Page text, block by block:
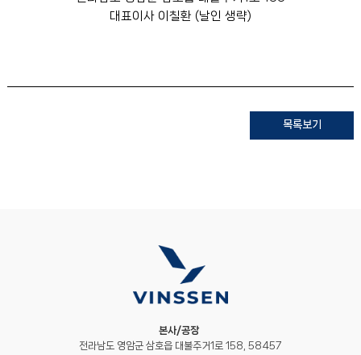
대표이사 이칠환 (날인 생략)
목록보기
본사/공장
전라남도 영암군 삼호읍 대불주거1로 158, 58457